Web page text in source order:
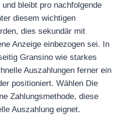
bleibt pro nachfolgende
diesem wichtigen
dies sekundär mit
Anzeige einbezogen sei. In
Gransino wie starkes
Auszahlungen ferner ein
positioniert. Wählen Die
Zahlungsmethode, diese
Auszahlung eignet.